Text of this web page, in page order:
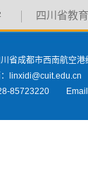
四川省教
省成都市西南航空
：
85723220 Email: